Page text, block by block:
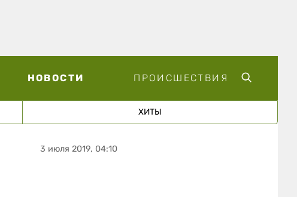
НОВОСТИ ПРОИСШЕСТВИЯ
ХИТЫ
3 июля 2019, 04:10